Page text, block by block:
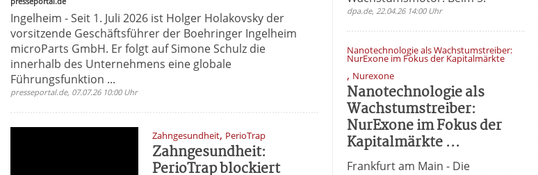
Ingelheim - Seit 1. Juli 2026 ist Holger Holakovsky der
vorsitzende Geschäftsführer der Boehringer Ingelheim
microParts GmbH. Er folgt auf Simone Schulz die
innerhalb des Unternehmens eine globale
Führungsfunktion ...
presseportal.de, 07.07.26 10:00 Uhr
Zahngesundheit, PerioTrap
Zahngesundheit:
PerioTrap blockiert
dpa.de, 22.04.26 14:00 Uhr
Nanotechnologie als Wachstumstreiber:
NurExone im Fokus der Kapitalmärkte
, Nurexone
Nanotechnologie als
Wachstumstreiber:
NurExone im Fokus der
Kapitalmärkte ...
Frankfurt am Main - Die